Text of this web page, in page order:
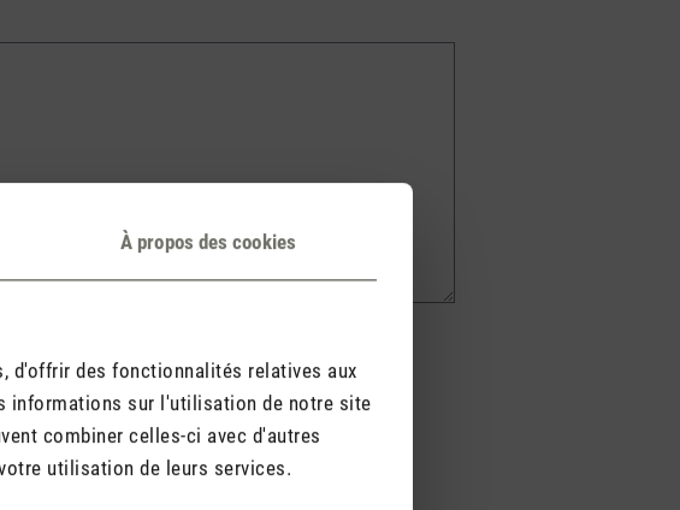
À propos des cookies
d'offrir des fonctionnalités relatives aux
informations sur l'utilisation de notre site
combiner celles-ci avec d'autres
utilisation de leurs services.